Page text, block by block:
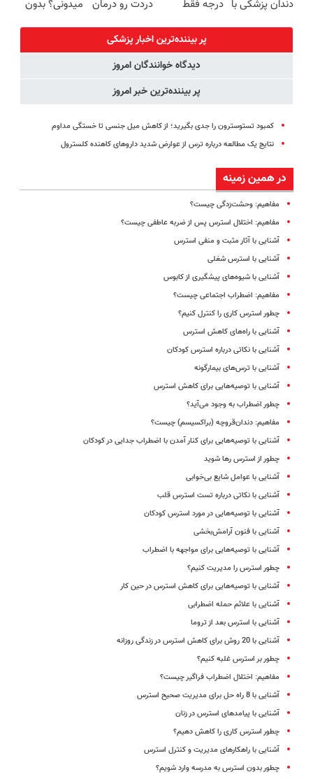
دندان پزشکی با درجه فقط
🔥 پرداخت
درب منزل
دردت رو درمان
(پرسش‌نامه)
میدونی؟ بدون
پر بیننده‌ترین اخبار پزشکی
دیدگاه خوانندگان امروز
پر بیننده‌ترین خبر امروز
کمبود تستوسترون را جدی بگیرید؛ از کاهش میل جنسی تا خستگی مداوم
نتایج یک مطالعه درباره ترس از عوارض شدید داروهای کاهنده کلسترول
در همین زمینه
مفاهیم: وحشت‌زدگی چیست؟
مفاهیم: اختلال استرس پس از ضربه عاطفی چیست؟
آشنایی با آثار مثبت و منفی استرس
آشنایی با استرس شغلی
آشنایی با شیوه‌های پیشگیری از کابوس
مفاهیم: اضطراب اجتماعی چیست؟
چطور استرس کاری را کنترل کنیم؟
آشنایی با راه‌های کاهش استرس
آشنایی با نکاتی درباره استرس کودکان
آشنایی با ترس‌های بیمارگونه
آشنایی با توصیه‌هایی برای کاهش استرس
چطور اضطراب به وجود می‌آید؟
مفاهیم: دندان‌قروچه (براکسیسم) چیست؟
آشنایی با توصیه‌هایی برای کنار آمدن با اضطراب جدایی در کودکان
چطور از استرس رها شوید
آشنایی با عوامل شایع بی‌خوابی
آشنایی با نکاتی درباره تست استرس قلب
آشنایی با توصیه‌هایی در مورد استرس کودکان
آشنایی با فنون آرامش‌بخشی
آشنایی با توصیه‌هایی برای مواجهه با اضطراب
چطور استرس را مدیریت کنیم؟
آشنایی با توصیه‌هایی برای کاهش استرس در حین کار
آشنایی با علائم حمله اضطرابی
آشنایی با استرس بعد از تروما
آشنایی با 20 روش برای کاهش استرس در زندگی روزانه
چطور بر استرس غلبه کنیم؟
مفاهیم: اختلال اضطراب فراگیر چیست؟
آشنایی با 8 راه حل برای مدیریت صحیح استرس
آشنایی با پیامدهای استرس در زنان
چطور استرس کاری را کاهش دهیم؟
آشنایی با راهکارهای مدیریت و کنترل استرس
چطور بدون استرس به مدرسه وارد شویم؟